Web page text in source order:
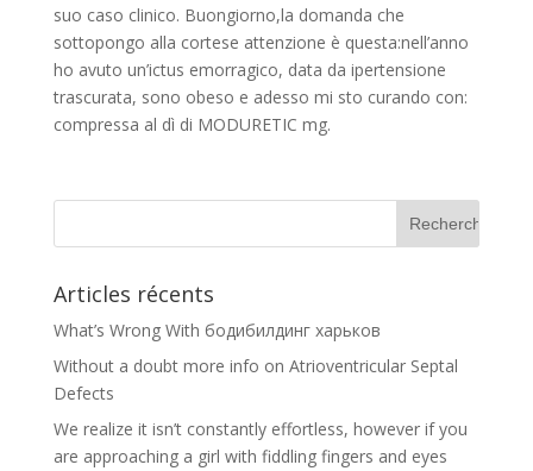
suo caso clinico. Buongiorno,la domanda che
sottopongo alla cortese attenzione è questa:nell’anno
ho avuto un’ictus emorragico, data da ipertensione
trascurata, sono obeso e adesso mi sto curando con:
compressa al dì di MODURETIC mg.
Articles récents
What’s Wrong With бодибилдинг харьков
Without a doubt more info on Atrioventricular Septal
Defects
We realize it isn’t constantly effortless, however if you
are approaching a girl with fiddling fingers and eyes